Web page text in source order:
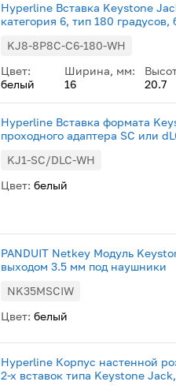
Hyperline Вставка Keystone
категория 6, тип 180 градусов,
KJ8-8P8C-C6-180-WH
Цвет:
белый
Ширина, мм:
16
20.7
Hyperline Вставка формата
проходного адаптера SC или
KJ1-SС/DLC-WH
Цвет: белый
PANDUIT Netkey Модуль
выходом 3.5 мм под наушники
NK35MSCIW
Цвет: белый
Hyperline Корпус настенной
2-х вставок типа Keystone